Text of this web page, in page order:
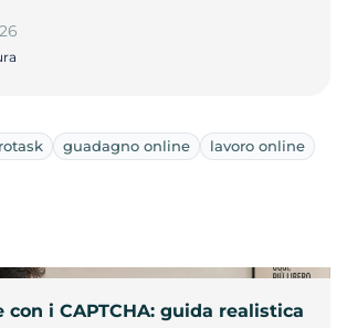
guadagno online lavoro online
con i CAPTCHA: guida realistica